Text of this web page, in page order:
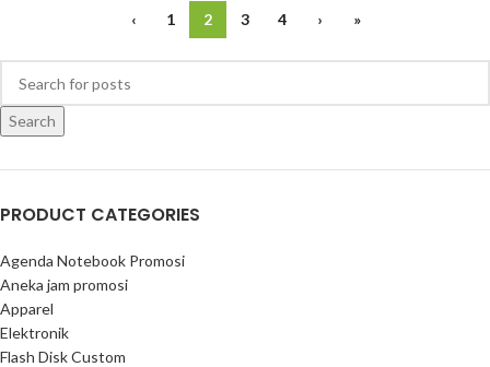
‹ 1 2 3 4 › »
Search
PRODUCT CATEGORIES
Agenda Notebook Promosi
Aneka jam promosi
Apparel
Elektronik
Flash Disk Custom